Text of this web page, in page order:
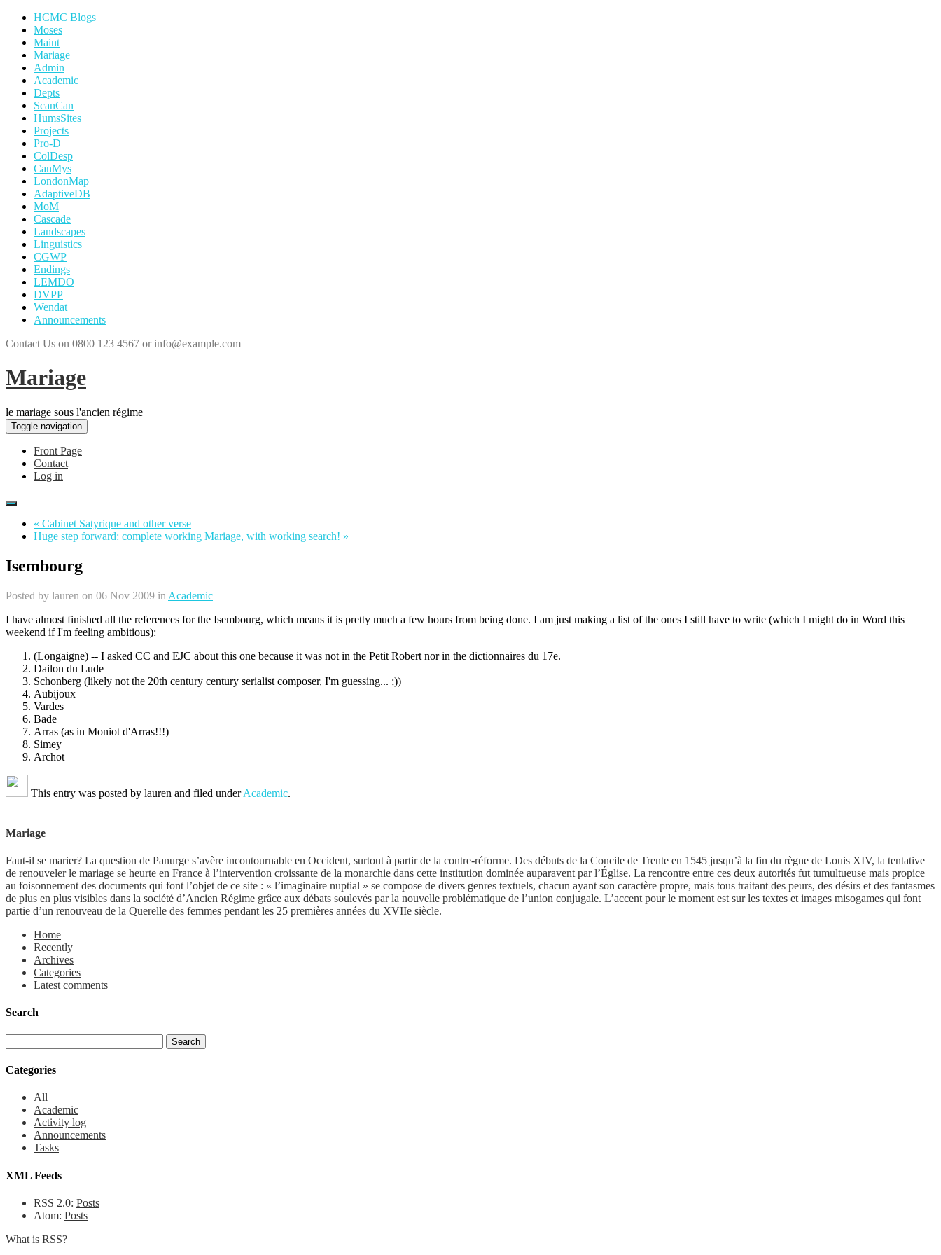
HCMC Blogs
Moses
Maint
Mariage
Admin
Academic
Depts
ScanCan
HumsSites
Projects
Pro-D
ColDesp
CanMys
LondonMap
AdaptiveDB
MoM
Cascade
Landscapes
Linguistics
CGWP
Endings
LEMDO
DVPP
Wendat
Announcements
Contact Us on 0800 123 4567 or info@example.com
Mariage
le mariage sous l'ancien régime
Toggle navigation
Front Page
Contact
Log in
« Cabinet Satyrique and other verse
Huge step forward: complete working Mariage, with working search! »
Isembourg
Posted by lauren on 06 Nov 2009 in Academic
I have almost finished all the references for the Isembourg, which means it is pretty much a few hours from being done. I am just making a list of the ones I still have to write (which I might do in Word this
weekend if I'm feeling ambitious):
(Longaigne) -- I asked CC and EJC about this one because it was not in the Petit Robert nor in the dictionnaires du 17e.
Dailon du Lude
Schonberg (likely not the 20th century century serialist composer, I'm guessing... ;))
Aubijoux
Vardes
Bade
Arras (as in Moniot d'Arras!!!)
Simey
Archot
This entry was posted by lauren and filed underAcademic.
Mariage
Faut-il se marier? La question de Panurge s’avère incontournable en Occident, surtout à partir de la contre-réforme. Des débuts de la Concile de Trente en 1545 jusqu’à la fin du règne de Louis XIV, la tentative
de renouveler le mariage se heurte en France à l’intervention croissante de la monarchie dans cette institution dominée auparavent par l’Église. La rencontre entre ces deux autorités fut tumultueuse mais propice
au foisonnement des documents qui font l’objet de ce site : « l’imaginaire nuptial » se compose de divers genres textuels, chacun ayant son caractère propre, mais tous traitant des peurs, des désirs et des fantasmes
de plus en plus visibles dans la société d’Ancien Régime grâce aux débats soulevés par la nouvelle problématique de l’union conjugale. L’accent pour le moment est sur les textes et images misogames qui font
partie d’un renouveau de la Querelle des femmes pendant les 25 premières années du XVIIe siècle.
Home
Recently
Archives
Categories
Latest comments
Search
Categories
All
Academic
Activity log
Announcements
Tasks
XML Feeds
RSS 2.0: Posts
Atom: Posts
What is RSS?